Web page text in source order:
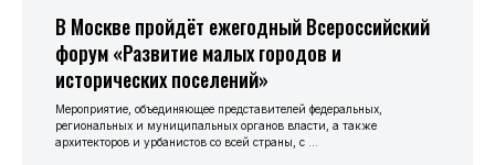
В Москве пройдёт ежегодный Всероссийский
форум «Развитие малых городов и
исторических поселений»
Мероприятие, объединяющее представителей федеральных,
региональных и муниципальных органов власти, а также
архитекторов и урбанистов со всей страны, с ...